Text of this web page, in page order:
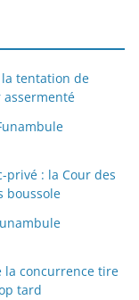
tentation de
: la Cour des
boussole
la concurrence tire
tard